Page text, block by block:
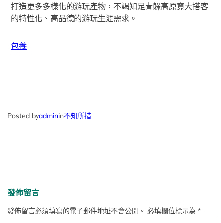
打造更多多樣化的游玩產物，不竭知足青躲高原寬大搭客
的特性化、高品德的游玩生涯需求。
包養
Posted byadminin不知所措
發佈留言
發佈留言必須填寫的電子郵件地址不會公開。 必填欄位標示為*